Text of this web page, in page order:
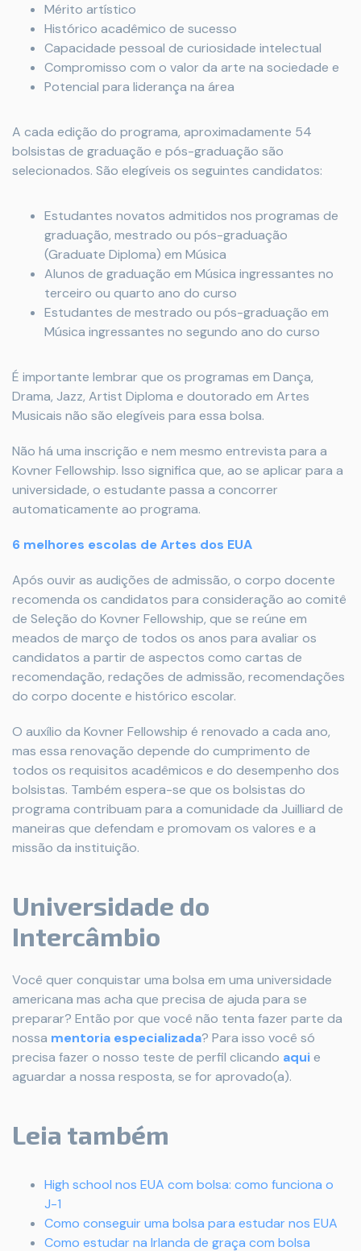
Mérito artístico
Histórico acadêmico de sucesso
Capacidade pessoal de curiosidade intelectual
Compromisso com o valor da arte na sociedade e
Potencial para liderança na área
A cada edição do programa, aproximadamente 54
bolsistas de graduação e pós-graduação são
selecionados. São elegíveis os seguintes candidatos:
Estudantes novatos admitidos nos programas de
graduação, mestrado ou pós-graduação
(Graduate Diploma) em Música
Alunos de graduação em Música ingressantes no
terceiro ou quarto ano do curso
Estudantes de mestrado ou pós-graduação em
Música ingressantes no segundo ano do curso
É importante lembrar que os programas em Dança,
Drama, Jazz, Artist Diploma e doutorado em Artes
Musicais não são elegíveis para essa bolsa.
Não há uma inscrição e nem mesmo entrevista para a
Kovner Fellowship. Isso significa que, ao se aplicar para a
universidade, o estudante passa a concorrer
automaticamente ao programa.
6 melhores escolas de Artes dos EUA
Após ouvir as audições de admissão, o corpo docente
recomenda os candidatos para consideração ao comitê
de Seleção do Kovner Fellowship, que se reúne em
meados de março de todos os anos para avaliar os
candidatos a partir de aspectos como cartas de
recomendação, redações de admissão, recomendações
do corpo docente e histórico escolar.
O auxílio da Kovner Fellowship é renovado a cada ano,
mas essa renovação depende do cumprimento de
todos os requisitos acadêmicos e do desempenho dos
bolsistas. Também espera-se que os bolsistas do
programa contribuam para a comunidade da Juilliard de
maneiras que defendam e promovam os valores e a
missão da instituição.
Universidade do
Intercâmbio
Você quer conquistar uma bolsa em uma universidade
americana mas acha que precisa de ajuda para se
preparar? Então por que você não tenta fazer parte da
nossa mentoria especializada? Para isso você só
precisa fazer o nosso teste de perfil clicando aquie
aguardar a nossa resposta, se for aprovado(a).
Leia também
High school nos EUA com bolsa: como funciona o
J-1
Como conseguir uma bolsa para estudar nos EUA
Como estudar na Irlanda de graça com bolsa